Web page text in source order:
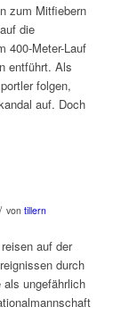
zum Mitfiebern
die
400-Meter-Lauf
entführt. Als
folgen,
auf. Doch
/ von tillern
auf der
durch
ungefährlich